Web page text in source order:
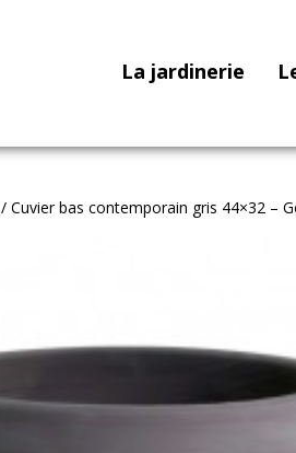
La jardinerie
/ Cuvier bas contemporain gris 44×32 –